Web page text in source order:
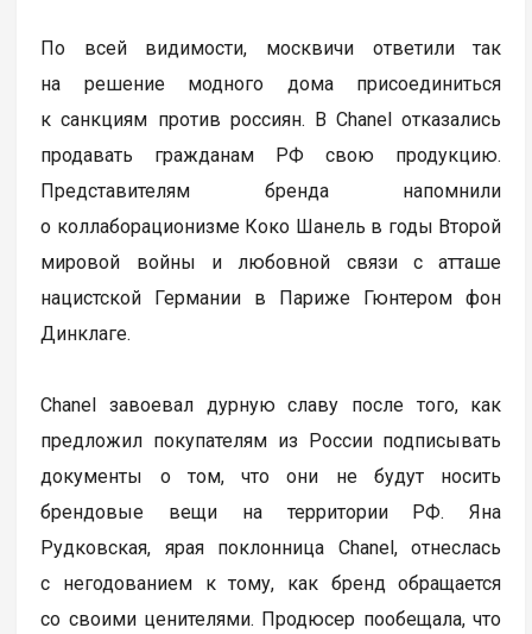
По всей видимости, москвичи ответили так
на решение модного дома присоединиться
к санкциям против россиян. В Chanel отказались
продавать гражданам РФ свою продукцию.
Представителям бренда напомнили
о коллаборационизме Коко Шанель в годы Второй
мировой войны и любовной связи с атташе
нацистской Германии в Париже Гюнтером фон
Динклаге.
Chanel завоевал дурную славу после того, как
предложил покупателям из России подписывать
документы о том, что они не будут носить
брендовые вещи на территории РФ. Яна
Рудковская, ярая поклонница Chanel, отнеслась
с негодованием к тому, как бренд обращается
со своими ценителями. Продюсер пообещала, что